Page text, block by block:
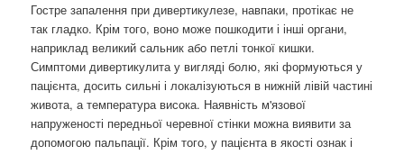
Гостре запалення при дивертикулезе, навпаки, протікає не
так гладко. Крім того, воно може пошкодити і інші органи,
наприклад великий сальник або петлі тонкої кишки.
Симптоми дивертикулита у вигляді болю, які формуються у
пацієнта, досить сильні і локалізуються в нижній лівій частині
живота, а температура висока. Наявність м'язової
напруженості передньої черевної стінки можна виявити за
допомогою пальпації. Крім того, у пацієнта в якості ознак і